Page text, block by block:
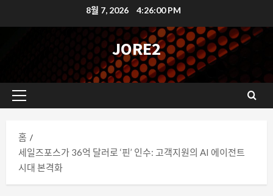
텐
가
8월 7, 2026 4:26:01 PM
JORE2
기
메
뉴
홈
세일즈포스가 36억 달러로 ‘핀’ 인수: 고객지원의 AI 에이전트
시대 본격화